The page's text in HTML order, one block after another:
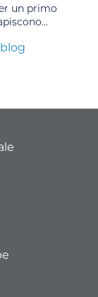
un primo